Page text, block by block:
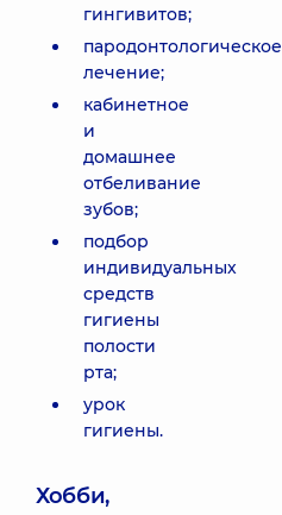
гингивитов;
пародонтологическое
лечение;
кабинетное
и
домашнее
отбеливание
зубов;
подбор
индивидуальных
средств
гигиены
полости
рта;
урок
гигиены.
Хобби,